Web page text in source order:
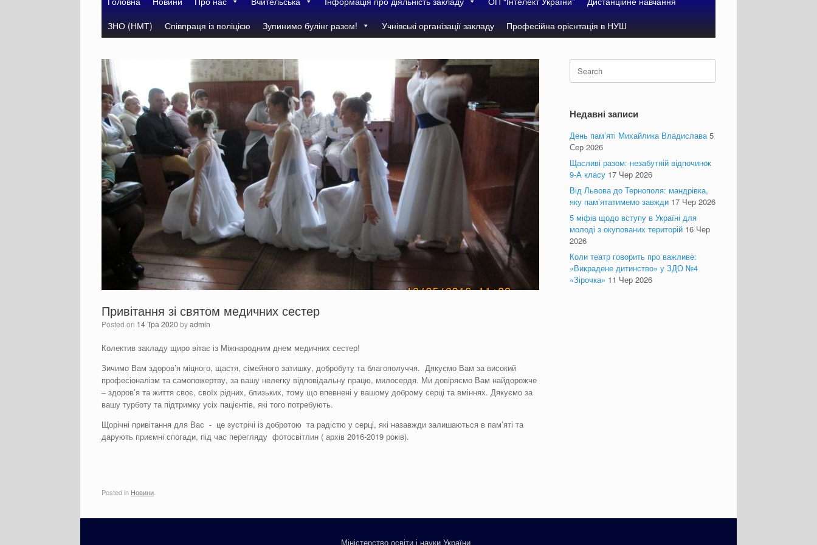
ЗНО (НМТ)
Співпраця із поліцією Зупинимо булінг разом! Учнівські організації закладу Професійна орієнтація в НУШ
Привітання зі святом медичних сестер
Posted on 14 Тра 2020 byadmin
Колектив закладу щиро вітає із Міжнародним днем медичних сестер!
Зичимо Вам здоров’я міцного, щастя, сімейного затишку, добробуту та благополуччя. Дякуємо Вам за високий
професіоналізм та самопожертву, за вашу нелегку відповідальну працю, милосердя. Ми довіряємо Вам найдорожче
– здоров’я та життя своє, своїх рідних, близьких, тому що впевнені у вашому доброму серці та вміннях. Дякуємо за
вашу турботу та підтримку усіх пацієнтів, які того потребують.
Щорічні привітання для Вас - це зустрічі із добротою та радістю у серці, які назавжди залишаються в пам’яті та
дарують приємні спогади, під час перегляду фотосвітлин ( архів 2016-2019 років).
Posted in Новини
Search
for:
Недавні записи
День пам’яті Михайлика Владислава 5
Сер 2026
Щасливі разом: незабутній відпочинок
9-А класу 17 Чер 2026
Від Львова до Тернополя: мандрівка,
яку пам’ятатимемо завжди 17 Чер 2026
5 міфів щодо вступу в Україні для
молоді з окупованих територій 16 Чер
2026
Коли театр говорить про важливе:
«Викрадене дитинство» у ЗДО №4
«Зірочка» 11 Чер 2026
Міністерство освіти і науки України